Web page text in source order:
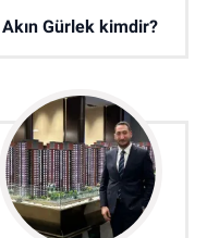
Akın Gürlek kimdir?